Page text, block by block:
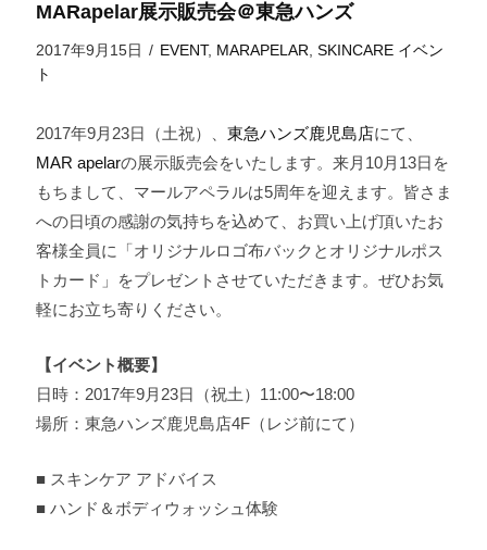
MARapelar展示販売会＠東急ハンズ
2017年9月15日 / EVENT, MARAPELAR SKINCARE イベン
ト
2017年9月23日（土祝）、 東急ハンズ鹿児島店にて、
MAR apelarの展示販売会をいたします。 来月10月13日を
もちまして、マールアペラルは5周年を迎えます。皆さま
への日頃の感謝の気持ちを込めて、お買い上げ頂いたお
客様全員に「オリジナルロゴ布バックとオリジナルポス
トカード」をプレゼントさせていただきます。ぜひお気
軽にお立ち寄りください。
【イベント概要】
日時：2017年9月23日（祝土）11:00〜18:00
場所：東急ハンズ鹿児島店4F（レジ前にて）
■ スキンケア アドバイス
■ ハンド＆ボディウォッシュ体験